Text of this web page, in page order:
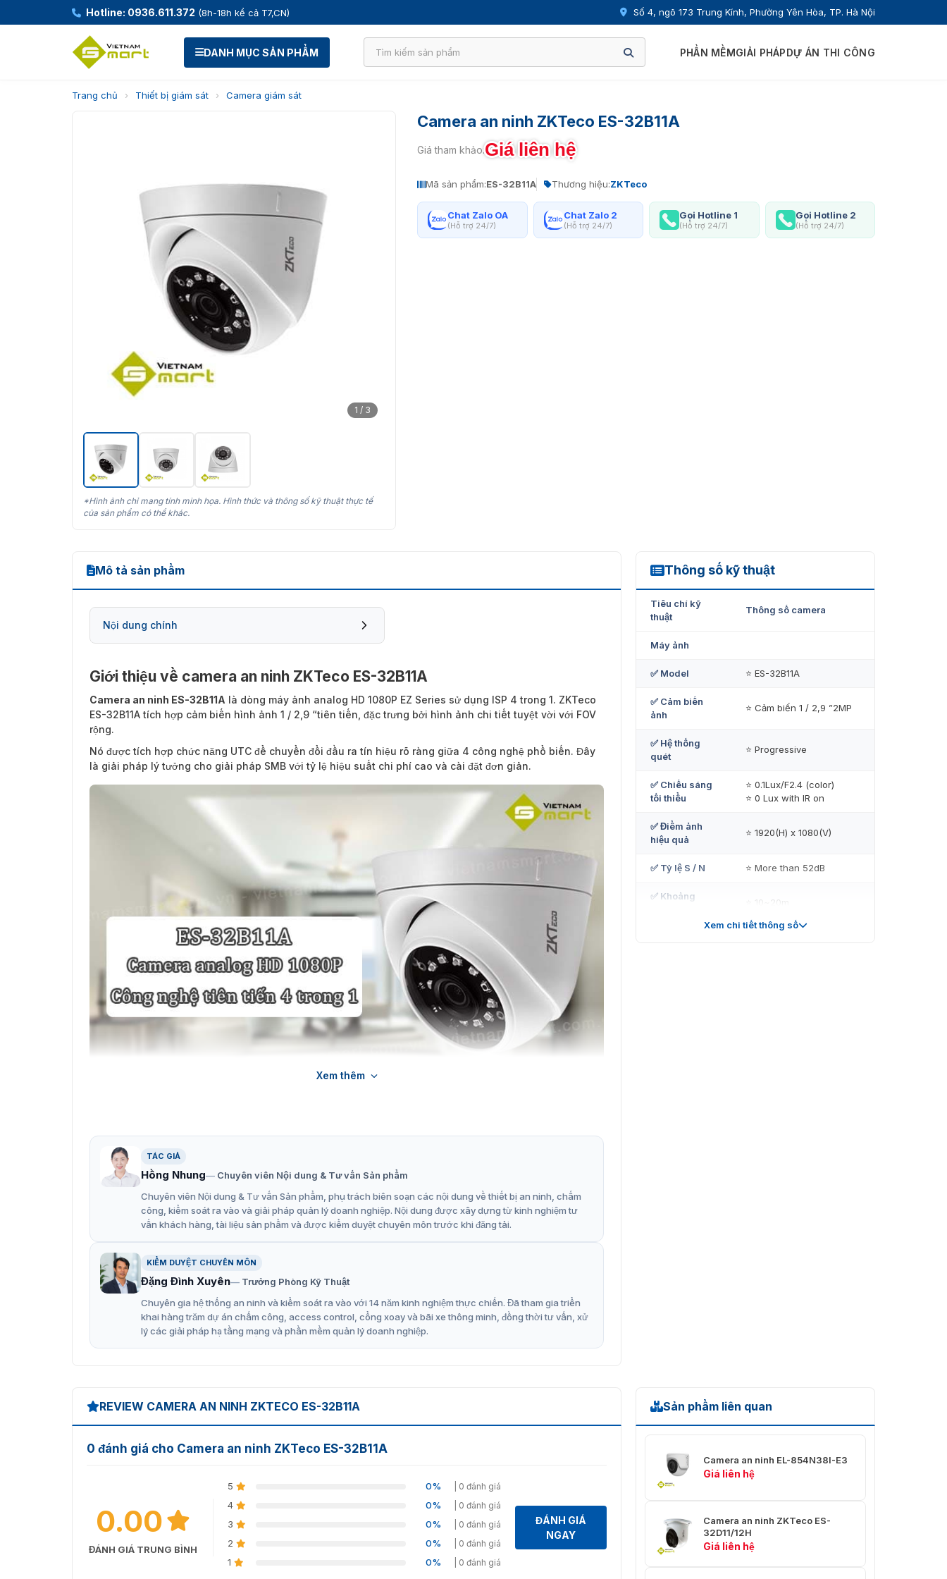
Hotline: 0936.611.372 (8h-18h kể cả T7,CN) Số 4, ngõ 173 Trung Kính, Phường Yên Hòa, TP. Hà Nội
DANH MỤC SẢN PHẨM PHẦN MỀMGIẢI PHÁPDỰ ÁN THI CÔNG
Trang chủ › Thiết bị giám sát › Camera giám sát
1 / 3
*Hình ảnh chỉ mang tính minh họa. Hình thức và thông số kỹ thuật thực tế
của sản phẩm có thể khác.
Camera an ninh ZKTeco ES-32B11A
Giá tham khảo:Giá liên hệ
Mã sản phẩm:ES-32B11A Thương hiệu:ZKTeco
Chat Zalo OA
(Hỗ trợ 24/7)
Chat Zalo 2
(Hỗ trợ 24/7)
Gọi Hotline 1
(Hỗ trợ 24/7)
Gọi Hotline 2
(Hỗ trợ 24/7)
Mô tả sản phẩm
Nội dung chính
Đặc điểm nổi bật của camera an ninh ES-32B11A
Giới thiệu về camera an ninh ZKTeco ES-32B11A
Camera an ninh ES-32B11A là dòng máy ảnh analog HD 1080P EZ Series sử dụng ISP 4 trong 1. ZKTeco
ES-32B11A tích hợp cảm biến hình ảnh 1 / 2,9 “tiên tiến, đặc trưng bởi hình ảnh chi tiết tuyệt vời với FOV
rộng.
Nó được tích hợp chức năng UTC để chuyển đổi đầu ra tín hiệu rõ ràng giữa 4 công nghệ phổ biến. Đây
là giải pháp lý tưởng cho giải pháp SMB với tỷ lệ hiệu suất chi phí cao và cài đặt đơn giản.
Đặc điểm nổi bật của camera an ninh ES-32B11A
Thiết bị camera giám sát ES-32B11A này được tích hợp nhiều tính năng công nghệ hiện đại. Thiết kế với
tiêu chuẩn bảo vệ chuẩn quốc tế IP66 cho khả năng chống nước và bụi bẩn cao cấp. Có thể sử dụng
được cả trong nhà lẫn ngoài trời. Cùng nhiều đặc điểm vượt trội khác cho việc đảm bảo an ninh được tốt
Cảm biến 1 / 2.9 ”2MP
Ngõ ra video AHD / TVI / CVI / CVBS
Phạm vi hiệu quả IR 10 ~ 20m
Ống kính quang học chất lượng cao 2.8mm
Xem thêm
TÁC GIẢ
Hồng Nhung
Chuyên viên Nội dung & Tư vấn Sản phẩm
Chuyên viên Nội dung & Tư vấn Sản phẩm, phụ trách biên soạn các nội dung về thiết bị an ninh, chấm
công, kiểm soát ra vào và giải pháp quản lý doanh nghiệp. Nội dung được xây dựng từ kinh nghiệm tư
vấn khách hàng, tài liệu sản phẩm và được kiểm duyệt chuyên môn trước khi đăng tải.
KIỂM DUYỆT CHUYÊN MÔN
Đặng Đình Xuyên
Trưởng Phòng Kỹ Thuật
Chuyên gia hệ thống an ninh và kiểm soát ra vào với 14 năm kinh nghiệm thực chiến. Đã tham gia triển
khai hàng trăm dự án chấm công, access control, cổng xoay và bãi xe thông minh, đồng thời tư vấn, xử
lý các giải pháp hạ tầng mạng và phần mềm quản lý doanh nghiệp.
Thông số kỹ thuật
ES-32B11A
Tiêu chí kỹ
thuật
Thông số camera
Máy ảnh
✅ Model ⭐ ES-32B11A
✅ Cảm biến
ảnh
⭐ Cảm biến 1 / 2,9 ”2MP
✅ Hệ thống
quét
⭐ Progressive
✅ Chiếu sáng
tối thiểu
⭐ 0.1Lux/F2.4 (color)
⭐ 0 Lux with IR on
✅ Điểm ảnh
hiệu quả
⭐ 1920(H) x 1080(V)
✅ Tỷ lệ S / N ⭐ More than 52dB
✅ Khoảng
⭐ 10~20m
Thông số chung
✅ Nhiệt độ làm
✅ Độ ẩm ⭐ 10~90%
✅ Tiêu thụ
điện năng
⭐＜3.2W(IR off)
Xem chi tiết thông số
REVIEW CAMERA AN NINH ZKTECO ES-32B11A
0 đánh giá cho Camera an ninh ZKTeco ES-32B11A
0.00
ĐÁNH GIÁ TRUNG BÌNH
5 0% | 0 đánh giá
4 0% | 0 đánh giá
3 0% | 0 đánh giá
2 0% | 0 đánh giá
1 0% | 0 đánh giá
ĐÁNH GIÁ
NGAY
Sản phẩm liên quan
Camera an ninh EL-854N38I-E3
Giá liên hệ
Camera an ninh ZKTeco ES-
32D11/12H
Giá liên hệ